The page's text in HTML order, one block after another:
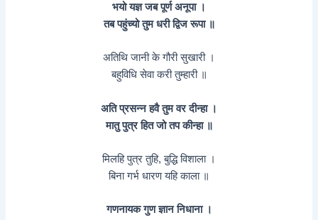
भयो यज्ञ जब पूर्ण अनूपा ।
तब पहुंच्यो तुम धरी द्विज रूपा ॥
अतिथि जानी के गौरी सुखारी ।
बहुविधि सेवा करी तुम्हारी ॥
अति प्रसन्न हवै तुम वर दीन्हा ।
मातु पुत्र हित जो तप कीन्हा ॥
मिलहि पुत्र तुहि, बुद्धि विशाला ।
बिना गर्भ धारण यहि काला ॥
गणनायक गुण ज्ञान निधाना ।